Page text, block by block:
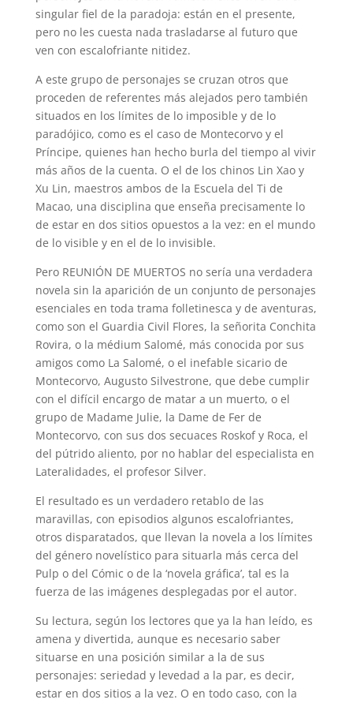
singular fiel de la paradoja: están en el presente,
pero no les cuesta nada trasladarse al futuro que
ven con escalofriante nitidez.
A este grupo de personajes se cruzan otros que
proceden de referentes más alejados pero también
situados en los límites de lo imposible y de lo
paradójico, como es el caso de Montecorvo y el
Príncipe, quienes han hecho burla del tiempo al vivir
más años de la cuenta. O el de los chinos Lin Xao y
Xu Lin, maestros ambos de la Escuela del Ti de
Macao, una disciplina que enseña precisamente lo
de estar en dos sitios opuestos a la vez: en el mundo
de lo visible y en el de lo invisible.
Pero REUNIÓN DE MUERTOS no sería una verdadera
novela sin la aparición de un conjunto de personajes
esenciales en toda trama folletinesca y de aventuras,
como son el Guardia Civil Flores, la señorita Conchita
Rovira, o la médium Salomé, más conocida por sus
amigos como La Salomé, o el inefable sicario de
Montecorvo, Augusto Silvestrone, que debe cumplir
con el difícil encargo de matar a un muerto, o el
grupo de Madame Julie, la Dame de Fer de
Montecorvo, con sus dos secuaces Roskof y Roca, el
del pútrido aliento, por no hablar del especialista en
Lateralidades, el profesor Silver.
El resultado es un verdadero retablo de las
maravillas, con episodios algunos escalofriantes,
otros disparatados, que llevan la novela a los límites
del género novelístico para situarla más cerca del
Pulp o del Cómic o de la ‘novela gráfica’, tal es la
fuerza de las imágenes desplegadas por el autor.
Su lectura, según los lectores que ya la han leído, es
amena y divertida, aunque es necesario saber
situarse en una posición similar a la de sus
personajes: seriedad y levedad a la par, es decir,
estar en dos sitios a la vez. O en todo caso, con la